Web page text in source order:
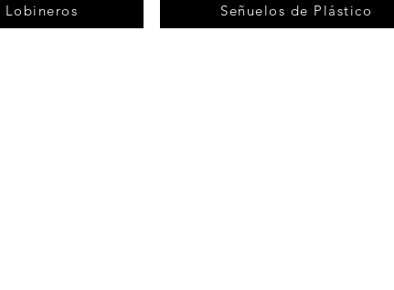
Lobineros Señuelos de Plástico